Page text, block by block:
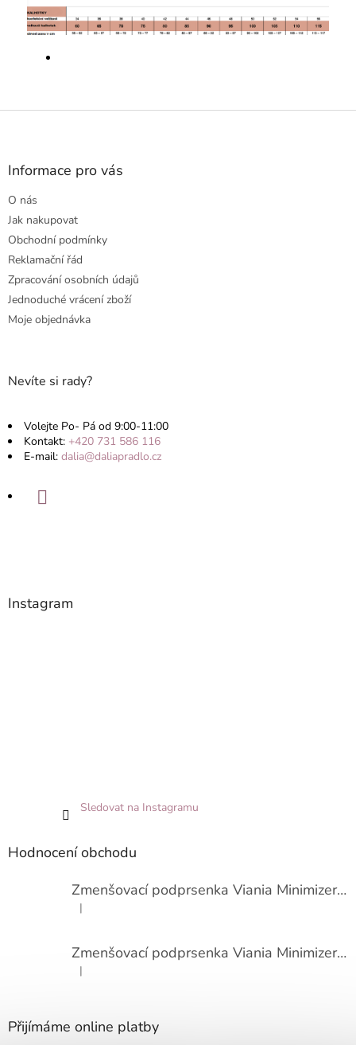
Z
Informace pro vás
O nás
Jak nakupovat
Obchodní podmínky
Reklamační řád
Zpracování osobních údajů
Jednoduché vrácení zboží
Moje objednávka
Nevíte si rady?
Volejte Po- Pá od 9:00-11:00
Kontakt: +420 731 586 116
E-mail: dalia@daliapradlo.cz
Instagram
Sledovat na Instagramu
Hodnocení obchodu
Zmenšovací podprsenka Viania Minimizer 14586
Hodnocení produktu je 3 z 5 hvězdiček.
|
Zmenšovací podprsenka Viania Minimizer 14586
Hodnocení produktu je 4 z 5 hvězdiček.
|
Přijímáme online platby